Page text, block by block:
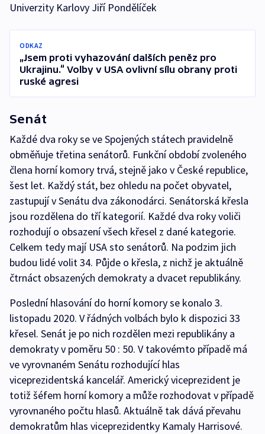
Univerzity Karlovy Jiří Pondělíček
ODKAZ
„Jsem proti vyhazování dalších peněz pro
Ukrajinu.“ Volby v USA ovlivní sílu obrany proti
ruské agresi
Senát
Každé dva roky se ve Spojených státech pravidelně
obměňuje třetina senátorů. Funkční období zvoleného
člena horní komory trvá, stejně jako v České republice,
šest let. Každý stát, bez ohledu na počet obyvatel,
zastupují v Senátu dva zákonodárci. Senátorská křesla
jsou rozdělena do tří kategorií. Každé dva roky voliči
rozhodují o obsazení všech křesel z dané kategorie.
Celkem tedy mají USA sto senátorů. Na podzim jich
budou lidé volit 34. Půjde o křesla, z nichž je aktuálně
čtrnáct obsazených demokraty a dvacet republikány.
Poslední hlasování do horní komory se konalo 3.
listopadu 2020. V řádných volbách bylo k dispozici 33
křesel. Senát je po nich rozdělen mezi republikány a
demokraty v poměru 50 : 50. V takovémto případě má
ve vyrovnaném Senátu rozhodující hlas
viceprezidentská kancelář. Americký viceprezident je
totiž šéfem horní komory a může rozhodovat v případě
vyrovnaného počtu hlasů. Aktuálně tak dává převahu
demokratům hlas viceprezidentky Kamaly Harrisové.